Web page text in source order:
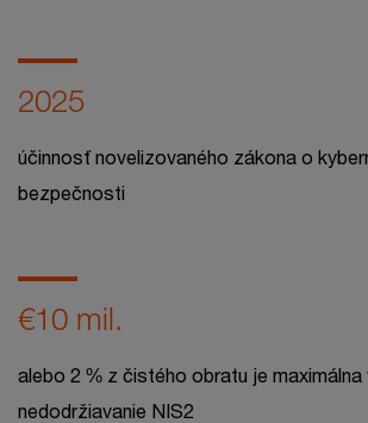
2025
účinnosť novelizovaného zákona o
bezpečnosti
€10 mil.
alebo 2 % z čistého obratu je
nedodržiavanie NIS2